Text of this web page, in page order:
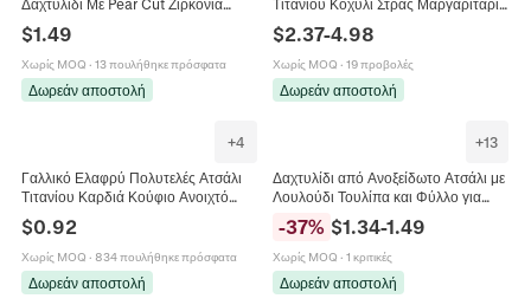
Δαχτυλίδι Με Pear Cut Ζιρκόνια
Χάλκινο Επιπλατινωμένο Γεωμετρικό
Δαχτυλίδι Σταγόνα Νερού για
Γυναίκες
$1.49
Χωρίς MOQ · 13 πουλήθηκε πρόσφατα
Δωρεάν αποστολή
Τιτανίου Κοχύλι Στρας Μαργαριτάρι
Κολιέ Σκουλαρίκια Χρυσό Ασημί
Αλυσίδα Φίδι Γυναικεία Αξεσουάρ
$2.37-4.98
Χωρίς MOQ · 19 προβολές
Δωρεάν αποστολή
+4
Γαλλικό Ελαφρύ Πολυτελές Ατσάλι
Τιτανίου Καρδιά Κούφιο Ανοιχτό
Δαχτυλίδι Πολύχρωμο Στρας Τεχνητό
Μαργαριτάρι 18K Επιχρυσωμένο
Γυναικεία Κοσμήματα
$0.92
Χωρίς MOQ · 834 πουλήθηκε πρόσφατα
Δωρεάν αποστολή
+13
Δαχτυλίδι από Ανοξείδωτο Ατσάλι με
Λουλούδι Τουλίπα και Φύλλο για
Γυναίκες Μινιμαλιστικό
Επιχρυσωμένο 18K Κομψό Κόσμημα
-37% $1.34-1.49
Χωρίς MOQ · 1 κριτικές
Δωρεάν αποστολή